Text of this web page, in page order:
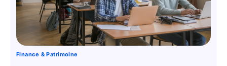
Finance & Patrimoine